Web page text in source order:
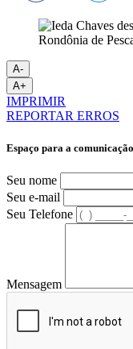
A-
A+
IMPRIMIR
REPORTAR ERROS
Espaço para a
Seu nome
Seu e-mail
Seu Telefone
Mensagem